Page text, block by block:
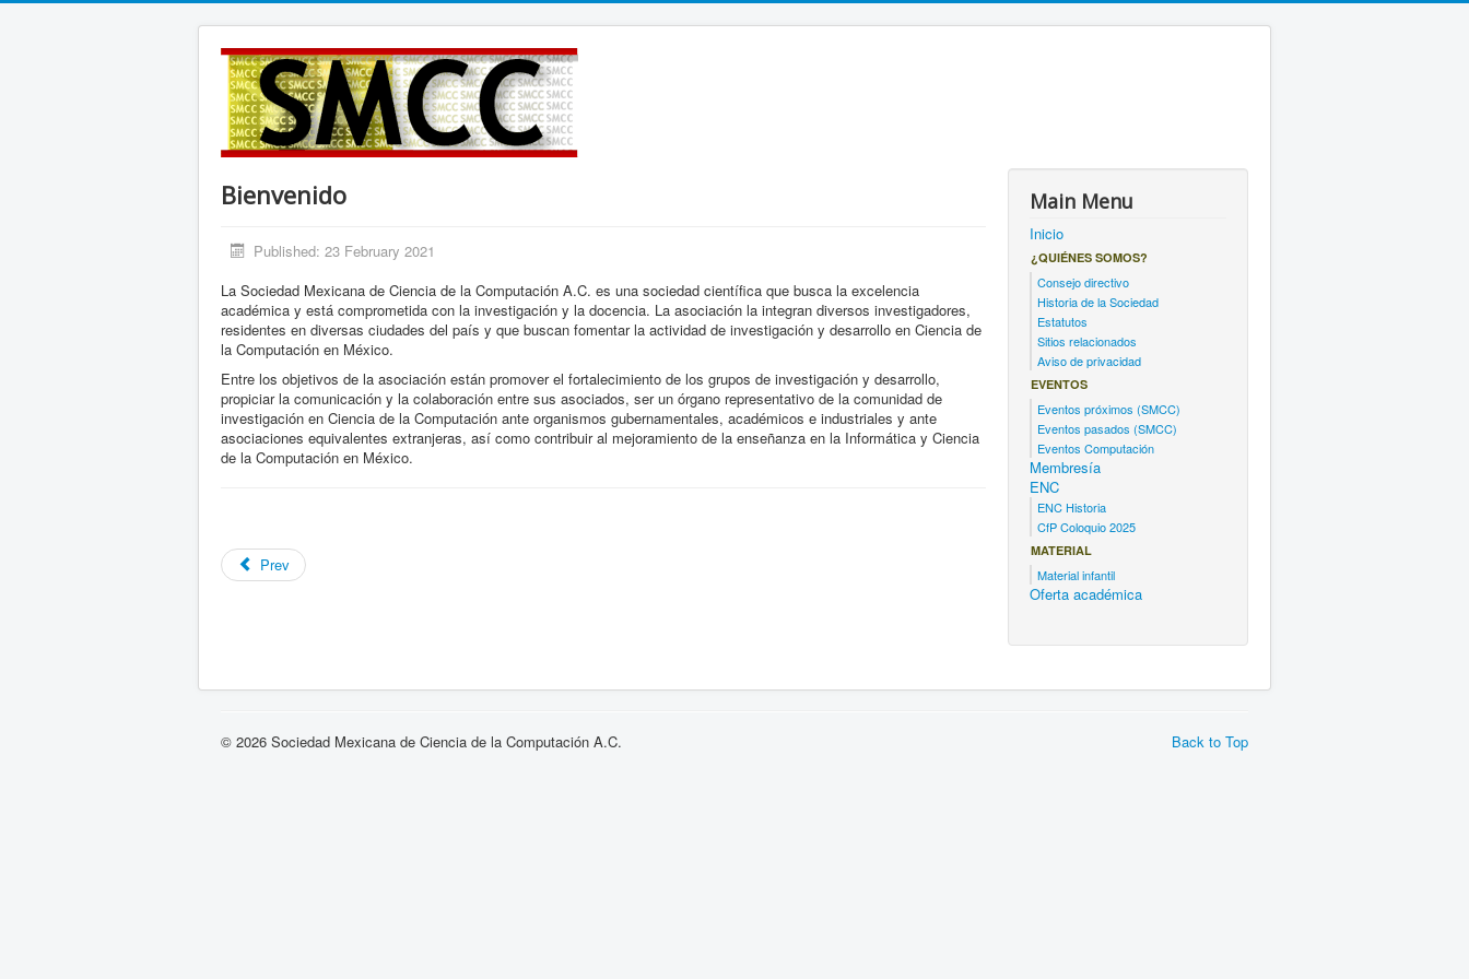
Bienvenido
Published: 23 February 2021
La Sociedad Mexicana de Ciencia de la Computación A.C. es una sociedad científica que busca la excelencia
académica y está comprometida con la investigación y la docencia. La asociación la integran diversos investigadores,
residentes en diversas ciudades del país y que buscan fomentar la actividad de investigación y desarrollo en Ciencia de
la Computación en México.
Entre los objetivos de la asociación están promover el fortalecimiento de los grupos de investigación y desarrollo,
propiciar la comunicación y la colaboración entre sus asociados, ser un órgano representativo de la comunidad de
investigación en Ciencia de la Computación ante organismos gubernamentales, académicos e industriales y ante
asociaciones equivalentes extranjeras, así como contribuir al mejoramiento de la enseñanza en la Informática y Ciencia
de la Computación en México.
Prev
Main Menu
Inicio
¿QUIÉNES SOMOS?
Consejo directivo
Historia de la Sociedad
Estatutos
Sitios relacionados
Aviso de privacidad
EVENTOS
Eventos próximos (SMCC)
Eventos pasados (SMCC)
Eventos Computación
Membresía
ENC
ENC Historia
CfP Coloquio 2025
MATERIAL
Material infantil
Oferta académica
Back to Top
© 2026 Sociedad Mexicana de Ciencia de la Computación A.C.